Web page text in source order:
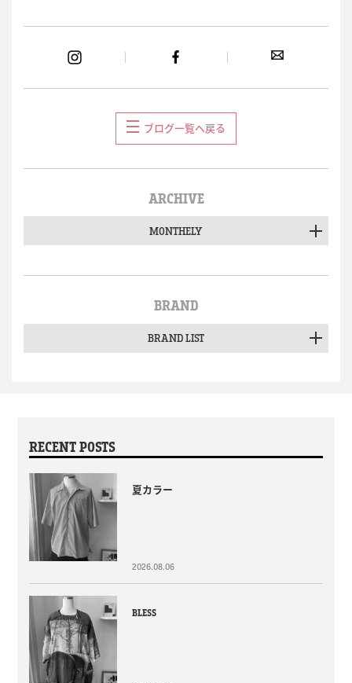
ブログ一覧へ戻る
ARCHIVE
MONTHELY
BRAND
BRAND LIST
RECENT POSTS
夏カラー
2026.08.06
BLESS